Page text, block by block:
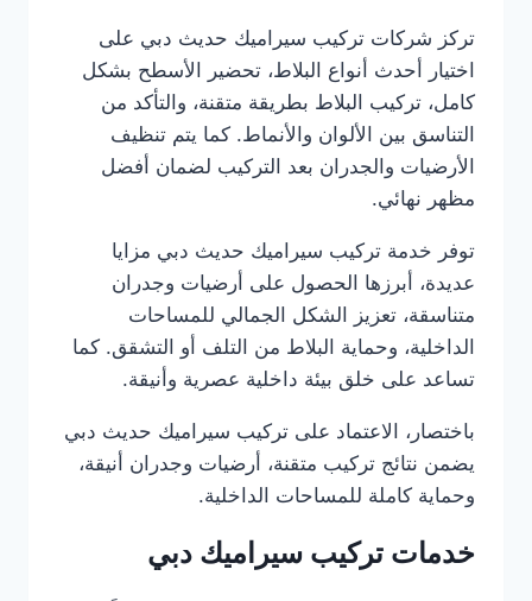
تركز شركات تركيب سيراميك حديث دبي على
اختيار أحدث أنواع البلاط، تحضير الأسطح بشكل
كامل، تركيب البلاط بطريقة متقنة، والتأكد من
التناسق بين الألوان والأنماط. كما يتم تنظيف
الأرضيات والجدران بعد التركيب لضمان أفضل
مظهر نهائي.
توفر خدمة تركيب سيراميك حديث دبي مزايا
عديدة، أبرزها الحصول على أرضيات وجدران
متناسقة، تعزيز الشكل الجمالي للمساحات
الداخلية، وحماية البلاط من التلف أو التشقق. كما
تساعد على خلق بيئة داخلية عصرية وأنيقة.
باختصار، الاعتماد على تركيب سيراميك حديث دبي
يضمن نتائج تركيب متقنة، أرضيات وجدران أنيقة،
وحماية كاملة للمساحات الداخلية.
خدمات تركيب سيراميك دبي